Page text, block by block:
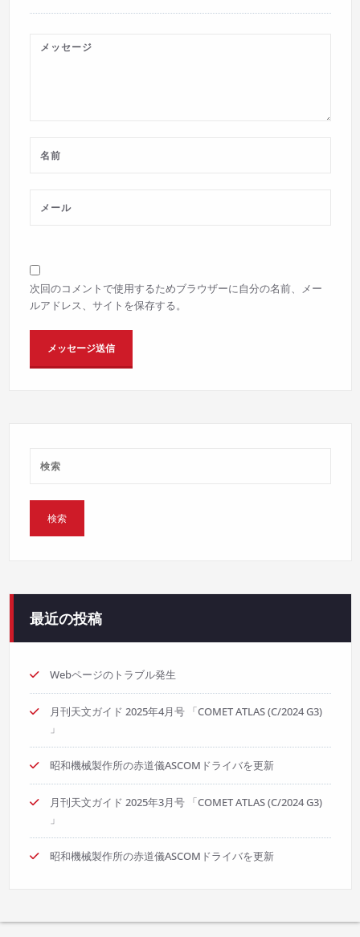
次回のコメントで使用するためブラウザーに自分の名前、メー
ルアドレス、サイトを保存する。
最近の投稿
Webページのトラブル発生
月刊天文ガイド 2025年4月号 「COMET ATLAS (C/2024 G3)
」
昭和機械製作所の赤道儀ASCOMドライバを更新
月刊天文ガイド 2025年3月号 「COMET ATLAS (C/2024 G3)
」
昭和機械製作所の赤道儀ASCOMドライバを更新